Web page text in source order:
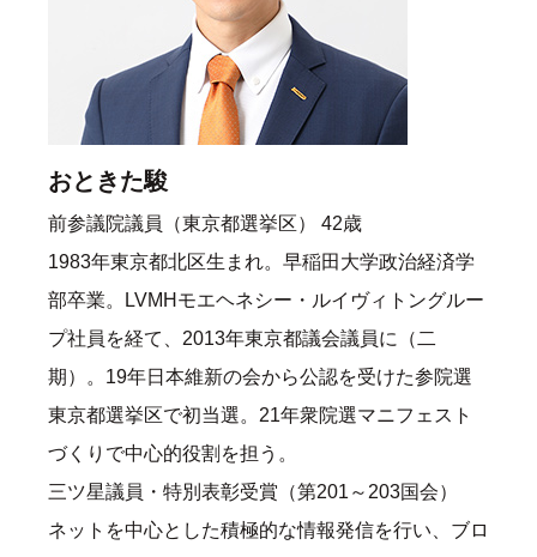
おときた駿
前参議院議員（東京都選挙区） 42歳
1983年東京都北区生まれ。早稲田大学政治経済学
部卒業。LVMHモエヘネシー・ルイヴィトングルー
プ社員を経て、2013年東京都議会議員に（二
期）。19年日本維新の会から公認を受けた参院選
東京都選挙区で初当選。21年衆院選マニフェスト
づくりで中心的役割を担う。
三ツ星議員・特別表彰受賞（第201～203国会）
ネットを中心とした積極的な情報発信を行い、ブロ